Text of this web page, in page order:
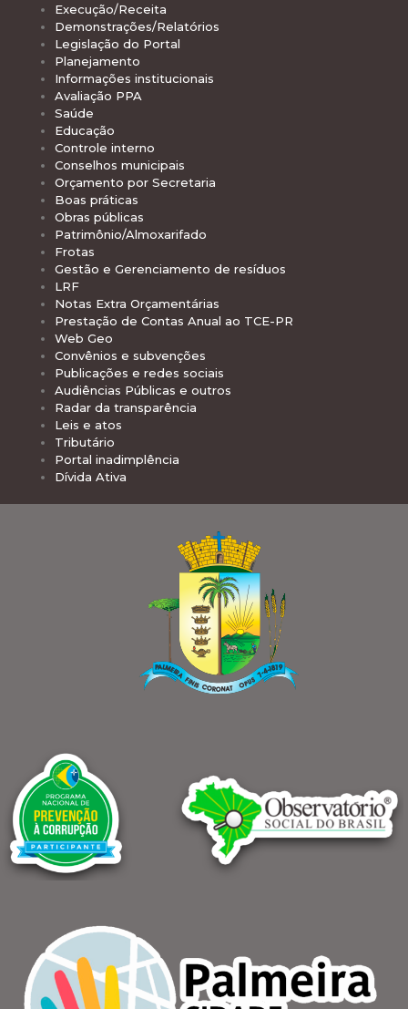
Execução/Receita
Demonstrações/Relatórios
Legislação do Portal
Planejamento
Informações institucionais
Avaliação PPA
Saúde
Educação
Controle interno
Conselhos municipais
Orçamento por Secretaria
Boas práticas
Obras públicas
Patrimônio/Almoxarifado
Frotas
Gestão e Gerenciamento de resíduos
LRF
Notas Extra Orçamentárias
Prestação de Contas Anual ao TCE-PR
Web Geo
Convênios e subvenções
Publicações e redes sociais
Audiências Públicas e outros
Radar da transparência
Leis e atos
Tributário
Portal inadimplência
Dívida Ativa